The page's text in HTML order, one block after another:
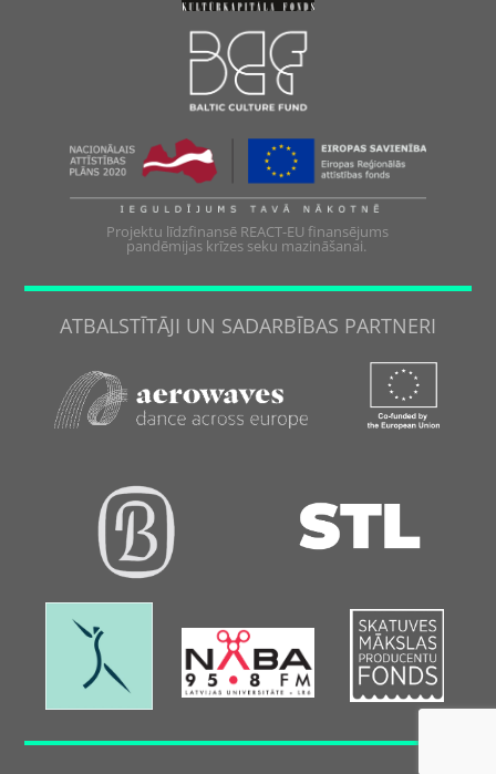
Projektu līdzfinansē REACT-EU finansējums
pandēmijas krīzes seku mazināšanai.
ATBALSTĪTĀJI UN SADARBĪBAS PARTNERI